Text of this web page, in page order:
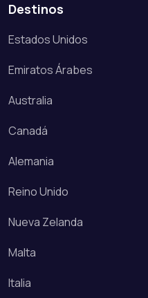
Destinos
Estados Unidos
Emiratos Árabes
Australia
Canadá
Alemania
Reino Unido
Nueva Zelanda
Malta
Italia